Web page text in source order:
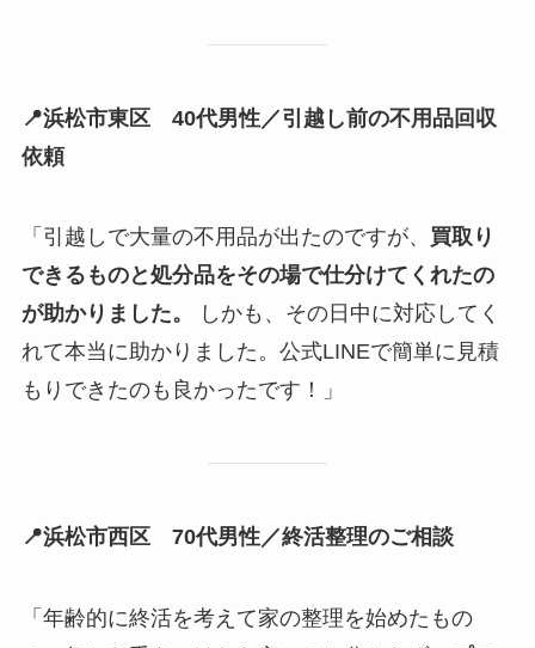
📍浜松市東区 40代男性／引越し前の不用品回収
依頼
「引越しで大量の不用品が出たのですが、 買取り
できるものと処分品をその場で仕分けてくれたの
が助かりました。
しかも、その日中に対応してく
れて本当に助かりました。公式LINEで簡単に見積
もりできたのも良かったです！」
📍浜松市西区 70代男性／終活整理のご相談
「年齢的に終活を考えて家の整理を始めたもの